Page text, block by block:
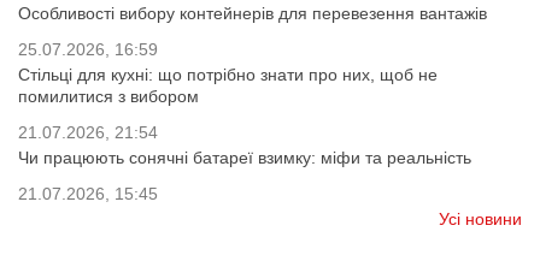
Особливості вибору контейнерів для перевезення вантажів
25.07.2026, 16:59
Стільці для кухні: що потрібно знати про них, щоб не
помилитися з вибором
21.07.2026, 21:54
Чи працюють сонячні батареї взимку: міфи та реальність
21.07.2026, 15:45
Усі новини